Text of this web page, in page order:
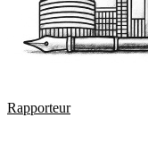
Rapporteur